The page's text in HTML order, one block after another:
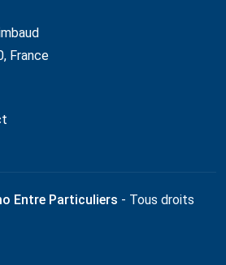
France
Entre Particuliers - Tous droits